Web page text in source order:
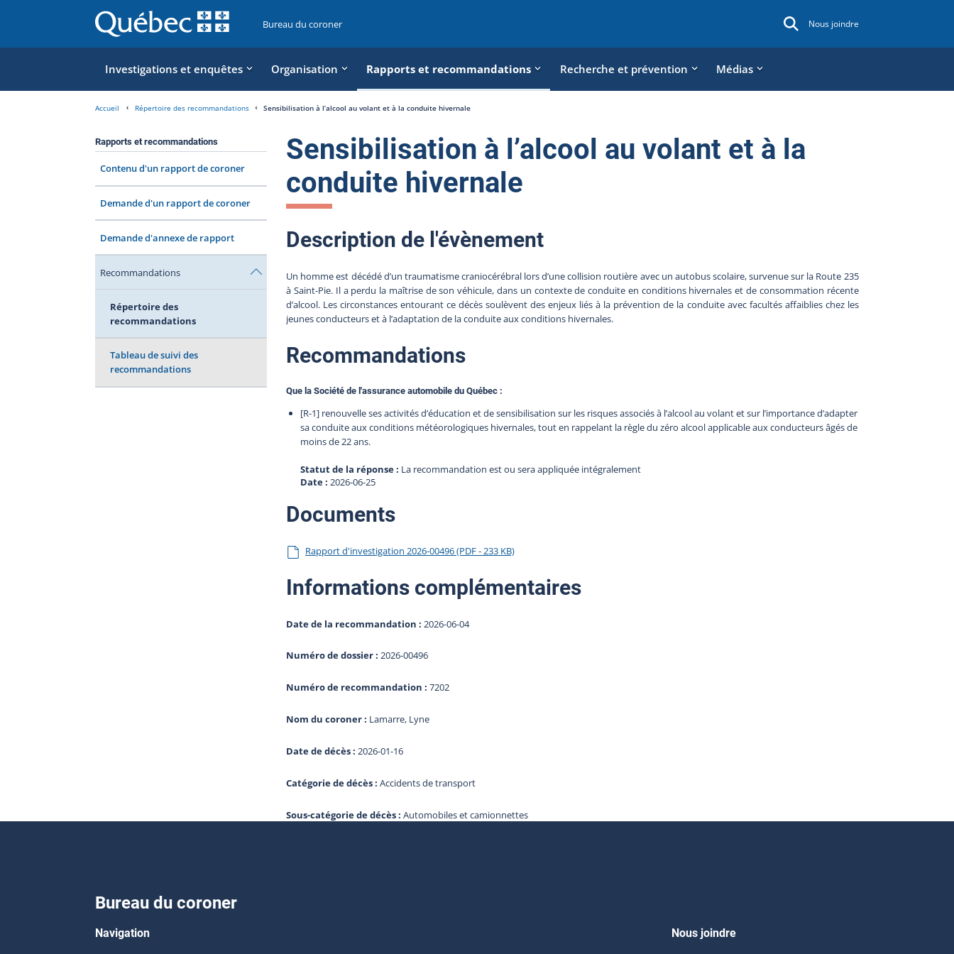
Bureau du coroner Nous joindre
Investigations et enquêtes Organisation Rapports et recommandations Recherche et prévention Médias
Accueil Répertoire des recommandations Sensibilisation à l’alcool au volant et à la conduite hivernale
Rapports et recommandations
Contenu d'un rapport de coroner
Demande d'un rapport de coroner
Demande d'annexe de rapport
Recommandations
Répertoire des
recommandations
Tableau de suivi des
recommandations
Sensibilisation à l’alcool au volant et à la
conduite hivernale
Description de l'évènement
Un homme est décédé d’un traumatisme craniocérébral lors d’une collision routière avec un autobus scolaire, survenue sur la Route 235
à Saint-Pie. Il a perdu la maîtrise de son véhicule, dans un contexte de conduite en conditions hivernales et de consommation récente
d’alcool. Les circonstances entourant ce décès soulèvent des enjeux liés à la prévention de la conduite avec facultés affaiblies chez les
jeunes conducteurs et à l’adaptation de la conduite aux conditions hivernales.
Recommandations
Que la Société de l'assurance automobile du Québec :
[R-1] renouvelle ses activités d’éducation et de sensibilisation sur les risques associés à l’alcool au volant et sur l’importance d’adapter
sa conduite aux conditions météorologiques hivernales, tout en rappelant la règle du zéro alcool applicable aux conducteurs âgés de
moins de 22 ans.
Statut de la réponse : La recommandation est ou sera appliquée intégralement
Date :2026-06-25
Documents
Rapport d'investigation 2026-00496 (PDF - 233 KB)
Informations complémentaires
Date de la recommandation : 2026-06-04
Numéro de dossier :2026-00496
Numéro de recommandation :7202
Nom du coroner : Lamarre, Lyne
Date de décès :2026-01-16
Catégorie de décès :Accidents de transport
Sous-catégorie de décès :Automobiles et camionnettes
Bureau du coroner
Navigation Nous joindre